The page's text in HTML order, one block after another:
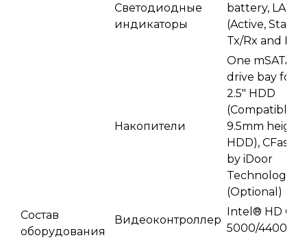
Состав
оборудования
Светодиодные
индикаторы
battery, LAN
(Active,
Tx/Rx and
Накопители
One mSATA,
drive bay for
2.5" HDD
(Compatible
9.5mm height
HDD), CFast
by iDoor
Technology
(Optional)
Видеоконтроллер
Intel® HD
5000/4400